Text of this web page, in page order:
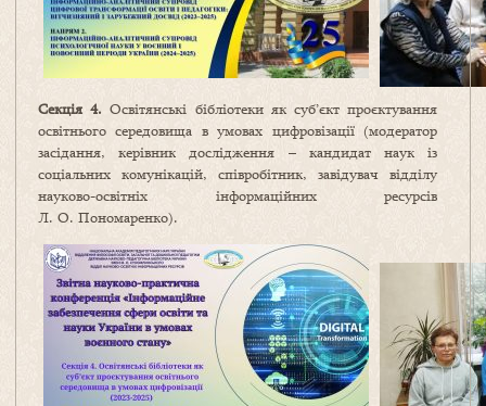
Секція 4. Освітянські бібліотеки як суб’єкт проєктування
освітнього середовища в умовах цифровізації (модератор
засідання, керівник дослідження – кандидат наук із
соціальних комунікацій, співробітник, завідувач відділу
науково-освітніх інформаційних ресурсів
Л. О. Пономаренко).